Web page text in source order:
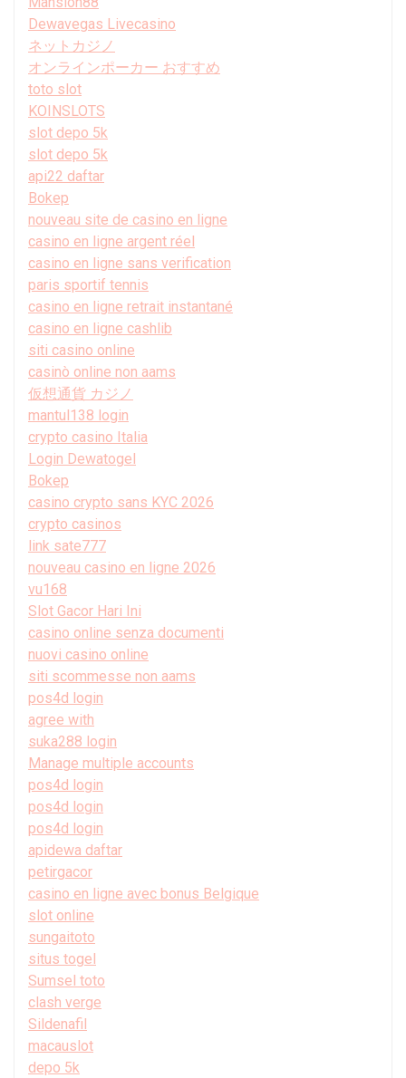
Dewavegas Livecasino
ネットカジノ
オンラインポーカー おすすめ
toto slot
KOINSLOTS
slot depo 5k
slot depo 5k
api22 daftar
Bokep
nouveau site de casino en ligne
casino en ligne argent réel
casino en ligne sans verification
paris sportif tennis
casino en ligne retrait instantané
casino en ligne cashlib
siti casino online
casinò online non aams
仮想通貨 カジノ
mantul138 login
crypto casino Italia
Login Dewatogel
Bokep
casino crypto sans KYC 2026
crypto casinos
link sate777
nouveau casino en ligne 2026
vu168
Slot Gacor Hari Ini
casino online senza documenti
nuovi casino online
siti scommesse non aams
pos4d login
agree with
suka288 login
Manage multiple accounts
pos4d login
pos4d login
pos4d login
apidewa daftar
petirgacor
casino en ligne avec bonus Belgique
slot online
sungaitoto
situs togel
Sumsel toto
clash verge
Sildenafil
macauslot
depo 5k